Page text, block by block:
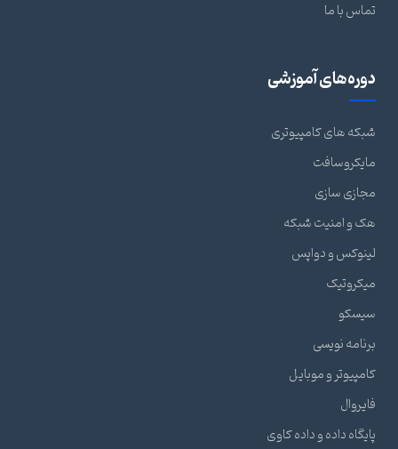
تماس با ما
دوره‌های آموزشی
شبکه های کامپیوتری
مایکروسافت
مجازی سازی
هک و امنیت شبکه
لینوکس و دواپس
میکروتیک
سیسکو
برنامه نویسی
کامپیوتر و موبایل
فایروال
پایگاه داده و داده کاوی